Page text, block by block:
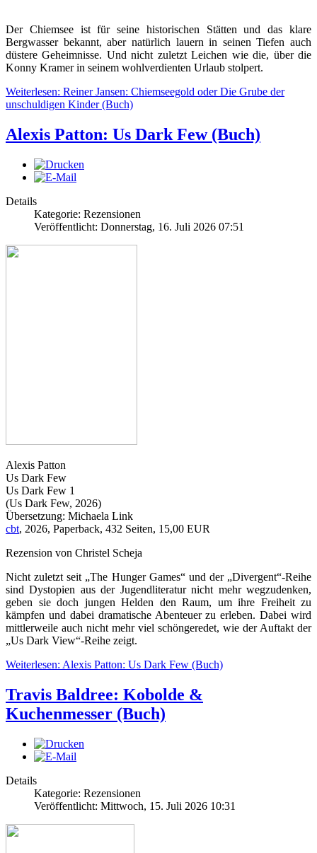
Der Chiemsee ist für seine historischen Stätten und das klare
Bergwasser bekannt, aber natürlich lauern in seinen Tiefen auch
düstere Geheimnisse. Und nicht zuletzt Leichen wie die, über die
Konny Kramer in seinem wohlverdienten Urlaub stolpert.
Weiterlesen: Reiner Jansen: Chiemseegold oder Die Grube der
unschuldigen Kinder (Buch)
Alexis Patton: Us Dark Few (Buch)
Details
Kategorie: Rezensionen
Veröffentlicht: Donnerstag, 16. Juli 2026 07:51
Alexis Patton
Us Dark Few
Us Dark Few 1
(Us Dark Few, 2026)
Übersetzung: Michaela Link
cbt, 2026, Paperback, 432 Seiten, 15,00 EUR
Rezension von Christel Scheja
Nicht zuletzt seit „The Hunger Games“ und der „Divergent“-Reihe
sind Dystopien aus der Jugendliteratur nicht mehr wegzudenken,
geben sie doch jungen Helden den Raum, um ihre Freiheit zu
kämpfen und dabei dramatische Abenteuer zu erleben. Dabei wird
mittlerweile auch nicht mehr viel schöngeredet, wie der Auftakt der
„Us Dark View“-Reihe zeigt.
Weiterlesen: Alexis Patton: Us Dark Few (Buch)
Travis Baldree: Kobolde &
Kuchenmesser (Buch)
Details
Kategorie: Rezensionen
Veröffentlicht: Mittwoch, 15. Juli 2026 10:31